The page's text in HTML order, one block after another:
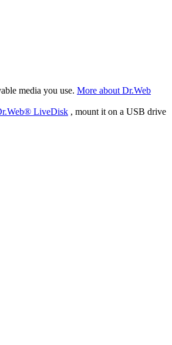
media you use. More about Dr.Web
LiveDisk , mount it on a USB drive